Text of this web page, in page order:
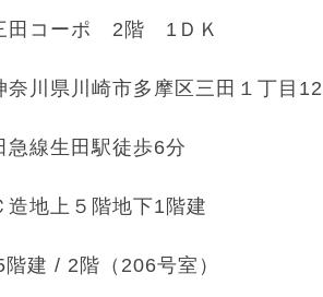
田コーポ 2階 1ＤＫ
奈川県川崎市多摩区三田１丁目
急線生田駅徒歩6分
造地上５階地下1階建
建 / 2階（206号室）